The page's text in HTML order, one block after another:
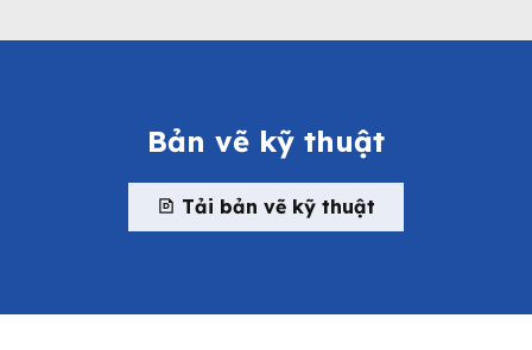
Bản vẽ kỹ thuật
Tải bản vẽ kỹ thuật